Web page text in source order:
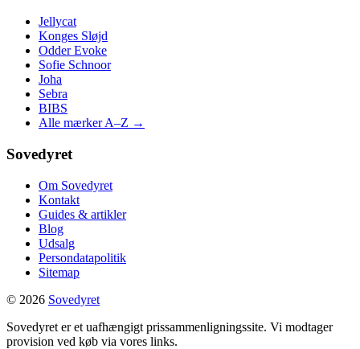
Jellycat
Konges Sløjd
Odder Evoke
Sofie Schnoor
Joha
Sebra
BIBS
Alle mærker A–Z →
Sovedyret
Om Sovedyret
Kontakt
Guides & artikler
Blog
Udsalg
Persondatapolitik
Sitemap
© 2026 Sovedyret
Sovedyret er et uafhængigt prissammenligningssite. Vi modtager
provision ved køb via vores links.